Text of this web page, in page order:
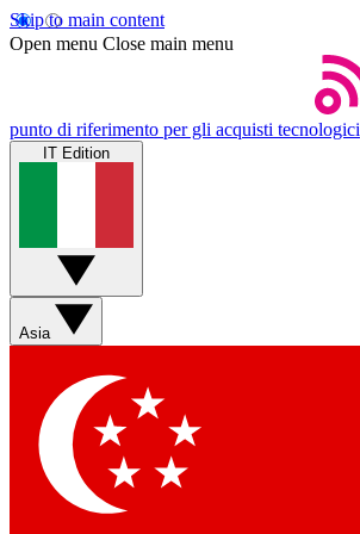
Skip to main content
Open menu Close main menu
punto di riferimento per gli acquisti tecnologici
IT Edition
Asia